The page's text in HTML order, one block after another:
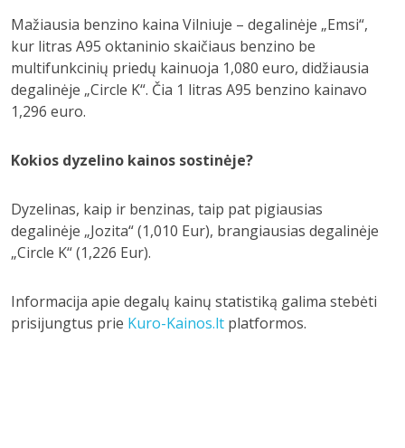
Mažiausia benzino kaina Vilniuje – degalinėje „Emsi“,
kur litras A95 oktaninio skaičiaus benzino be
multifunkcinių priedų kainuoja 1,080 euro, didžiausia
degalinėje „Circle K“. Čia 1 litras A95 benzino kainavo
1,296 euro.
Kokios dyzelino kainos sostinėje?
Dyzelinas, kaip ir benzinas, taip pat pigiausias
degalinėje „Jozita“ (1,010 Eur), brangiausias degalinėje
„Circle K“ (1,226 Eur).
Informacija apie degalų kainų statistiką galima stebėti
prisijungtus prie Kuro-Kainos.lt platformos.